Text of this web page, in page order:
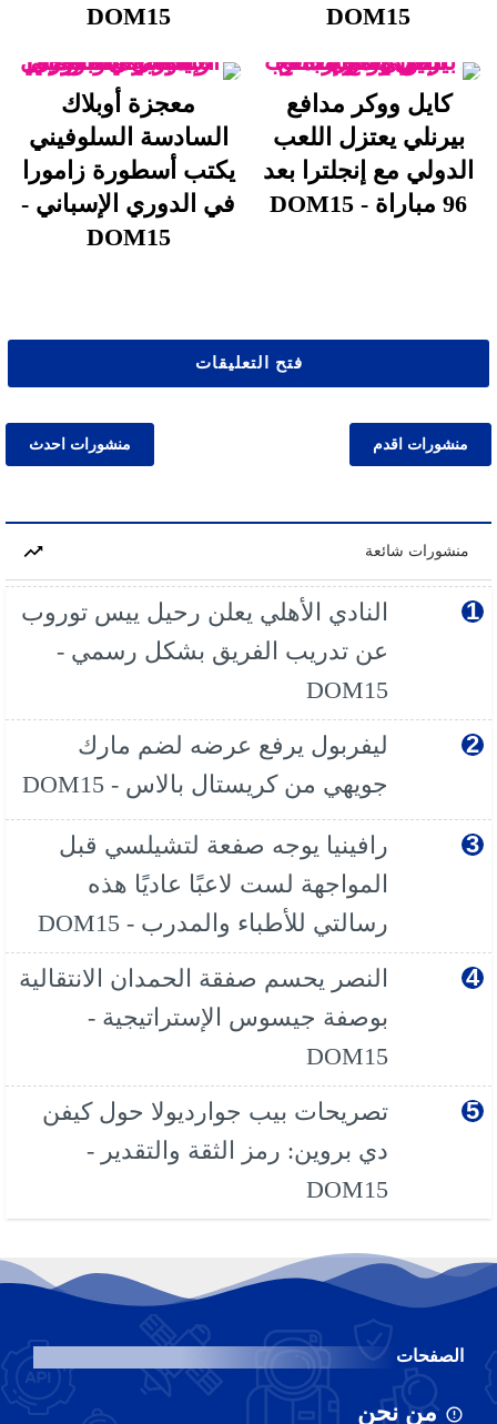
DOM15
DOM15
كايل ووكر مدافع
بيرنلي يعتزل اللعب
الدولي مع إنجلترا بعد
96 مباراة - DOM15
معجزة أوبلاك
السادسة السلوفيني
يكتب أسطورة زامورا
في الدوري الإسباني -
DOM15
فتح التعليقات
منشورات احدث منشورات اقدم
منشورات شائعة
النادي الأهلي يعلن رحيل ييس توروب
عن تدريب الفريق بشكل رسمي -
DOM15
ليفربول يرفع عرضه لضم مارك
جويهي من كريستال بالاس - DOM15
رافينيا يوجه صفعة لتشيلسي قبل
المواجهة لست لاعبًا عاديًا هذه
رسالتي للأطباء والمدرب - DOM15
النصر يحسم صفقة الحمدان الانتقالية
بوصفة جيسوس الإستراتيجية -
DOM15
تصريحات بيب جوارديولا حول كيفن
دي بروين: رمز الثقة والتقدير -
DOM15
الصفحات
من نحن